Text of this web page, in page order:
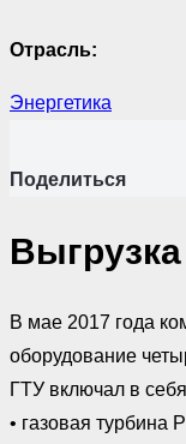
Отрасль:
Энергетика
Поделиться
В мае 2017 года
оборудование
ГТУ включал в
• газовая турбина